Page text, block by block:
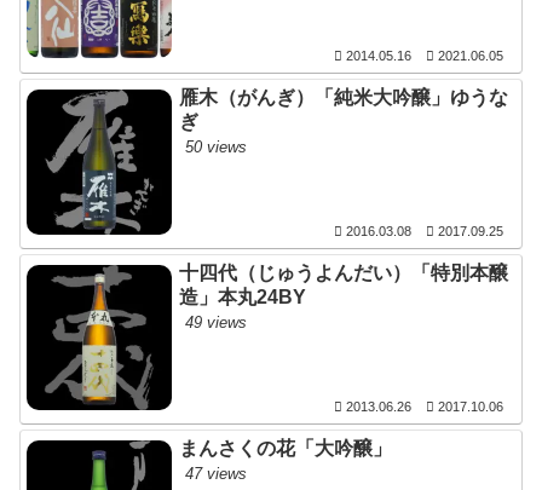
2014.05.16 2021.06.05
雁木（がんぎ）「純米大吟醸」ゆうな
ぎ
50 views
2016.03.08 2017.09.25
十四代（じゅうよんだい）「特別本醸
造」本丸24BY
49 views
2013.06.26 2017.10.06
まんさくの花「大吟醸」
47 views